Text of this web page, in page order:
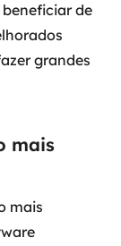
de
grandes
mais
mais